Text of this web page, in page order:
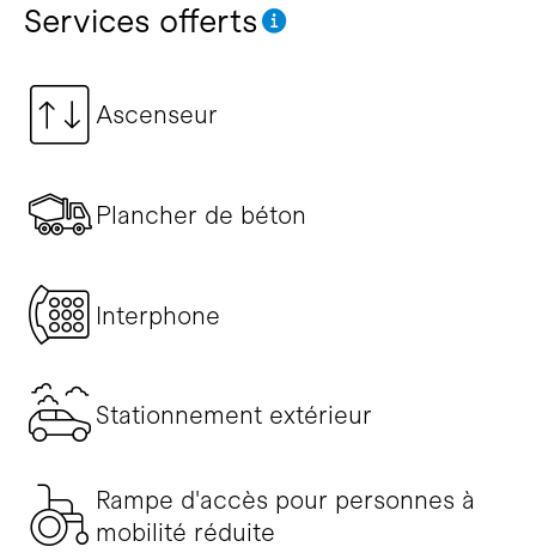
Services offerts
Ascenseur
Plancher de béton
Interphone
Stationnement extérieur
Rampe d'accès pour personnes à
mobilité réduite